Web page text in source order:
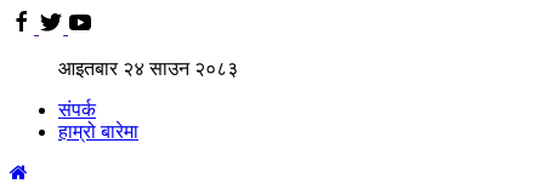
आइतबार २४साउन २०८३
संपर्क
हाम्रो बारेमा